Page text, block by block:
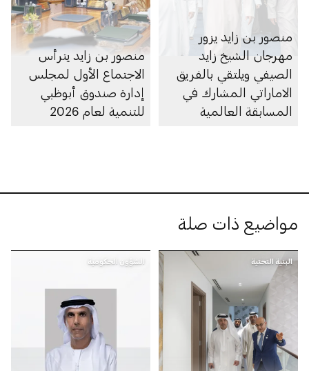
منصور بن زايد يزور
مهرجان الشيخ زايد
الصيفي ويلتقي بالفريق
الاماراتي المشارك في
المسابقة العالمية
منصور بن زايد يترأس
الاجتماع الأول لمجلس
إدارة صندوق أبوظبي
للتنمية لعام 2026
مواضيع ذات صلة
البنية التحتية الشؤون الحكومية